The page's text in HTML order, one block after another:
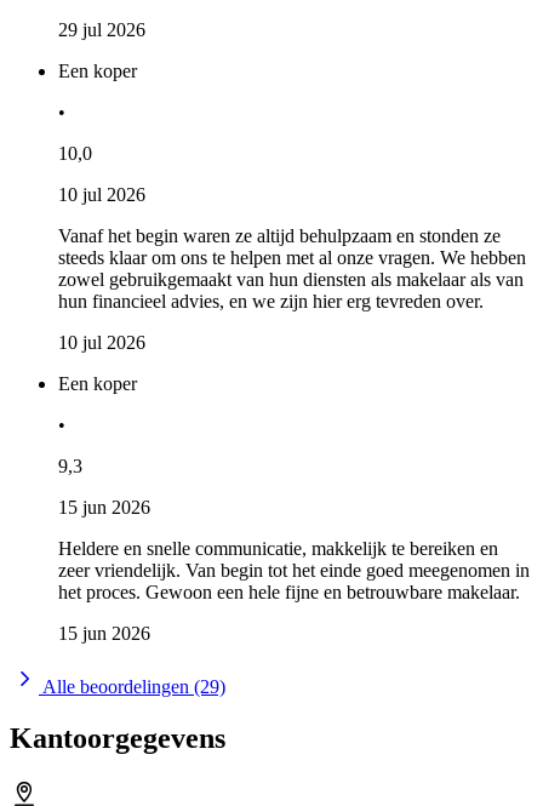
29 jul 2026
Een koper
•
10,0
10 jul 2026
Vanaf het begin waren ze altijd behulpzaam en stonden ze
steeds klaar om ons te helpen met al onze vragen. We hebben
zowel gebruikgemaakt van hun diensten als makelaar als van
hun financieel advies, en we zijn hier erg tevreden over.
10 jul 2026
Een koper
•
9,3
15 jun 2026
Heldere en snelle communicatie, makkelijk te bereiken en
zeer vriendelijk. Van begin tot het einde goed meegenomen in
het proces. Gewoon een hele fijne en betrouwbare makelaar.
15 jun 2026
Alle beoordelingen (29)
Kantoorgegevens